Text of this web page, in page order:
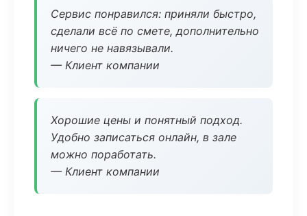
Сервис понравился: приняли быстро,
сделали всё по смете, дополнительно
ничего не навязывали.
— Клиент компании
Хорошие цены и понятный подход.
Удобно записаться онлайн, в зале
можно поработать.
— Клиент компании